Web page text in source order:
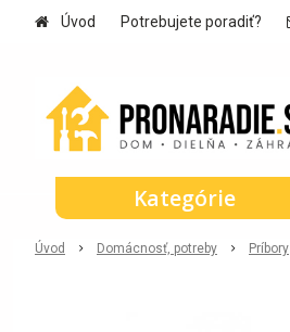
Úvod Potrebujete poradiť?
Úvod Domácnosť, potreby Príbory
Kategórie